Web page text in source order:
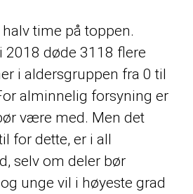
time på toppen.
2018 døde 3118 flere
i aldersgruppen fra 0 til
alminnelig forsyning er
være med. Men det
for dette, er i all
selv om deler bør
unge vil i høyeste grad